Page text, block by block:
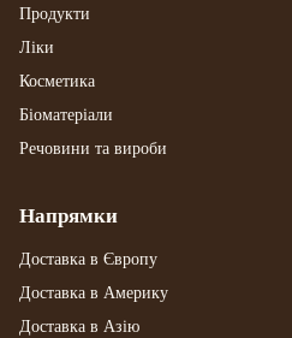
Продукти
Ліки
Косметика
Біоматеріали
Речовини та вироби
Напрямки
Доставка в Європу
Доставка в Америку
Доставка в Азію